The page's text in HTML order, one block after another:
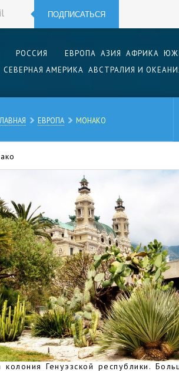
ПОДПИСАТЬСЯ
РОССИЯ ЕВРОПА АЗИЯ АФРИКА
СЕВЕРНАЯ АМЕРИКА АВСТРАЛИЯ И
ЕВРОПА МОНАКО
«Монако» перед глазами
которой непременно в смокингах и
дорогое шампанское. Прямых
но можно долететь до звучащих
а оттуда — уже на поезде.
бывает ни слишком жарко, ни
колеблется на уровне +25°, а
До всех точек крохотного
поезде или такси, а между разными
и спускаться на
на малые размеры княжества,
история его довольно давняя: в
колония Генуэзской республики.